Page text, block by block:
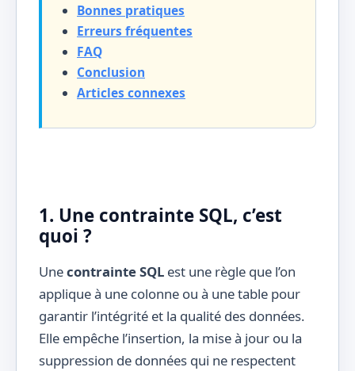
Bonnes pratiques
Erreurs fréquentes
FAQ
Conclusion
Articles connexes
1. Une contrainte SQL, c’est
quoi ?
Unecontrainte SQL est une règle que l’on
applique à une colonne ou à une table pour
garantir l’intégrité et la qualité des données.
Elle empêche l’insertion, la mise à jour ou la
suppression de données qui ne respectent